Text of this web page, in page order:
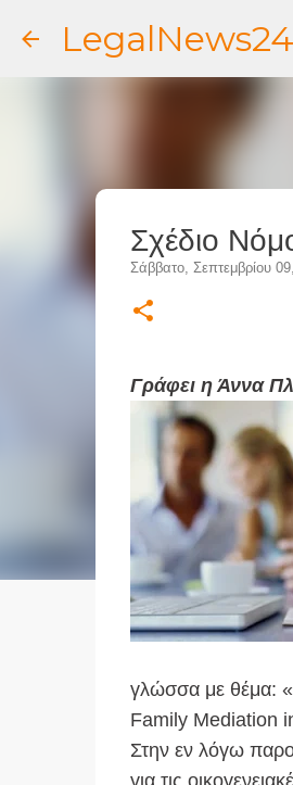
Σχέδιο
Σάββατο, Σεπτεμβρίου
Γράφει η Άννα
γλώσσα με θέμα:
Family Mediation
Στην εν λόγω
για τις